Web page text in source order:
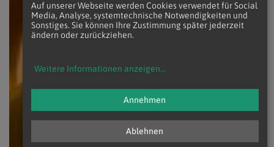
Auf unserer Webseite werden Cookies verwendet für Social
Media, Analyse, systemtechnische Notwendigkeiten und
Sonstiges. Sie können Ihre Zustimmung später jederzeit
ändern oder zurückziehen.
Weitere Informationen anzeigen...
Ablehnen
Annehmen